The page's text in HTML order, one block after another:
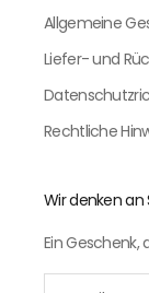
Allgemeine
Liefer- und
Rechtliche
Wir denken an
Ein Geschenk,